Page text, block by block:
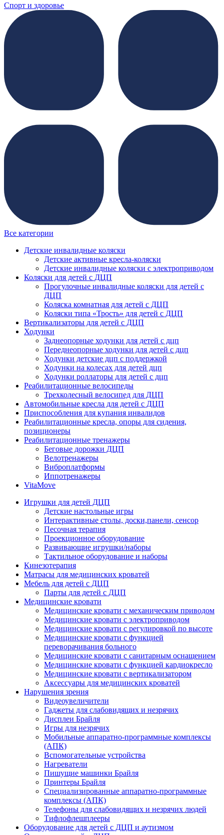
Спорт и здоровье
Все категории
Детские инвалидные коляски
Детские активные кресла-коляски
Детские инвалидные коляски с электроприводом
Коляски для детей с ДЦП
Прогулочные инвалидные коляски для детей с
ДЦП
Коляска комнатная для детей с ДЦП
Коляски типа «Трость» для детей с ДЦП
Вертикализаторы для детей с ДЦП
Ходунки
Заднеопорные ходунки для детей с дцп
Переднеопорные ходунки для детей с дцп
Ходунки детские дцп с поддержкой
Ходунки на колесах для детей дцп
Ходунки роллаторы для детей с дцп
Реабилитационные велосипеды
Трехколесный велосипед для ДЦП
Автомобильные кресла для детей с ДЦП
Приспособления для купания инвалидов
Реабилитационные кресла, опоры для сидения,
позиционеры
Реабилитационные тренажеры
Беговые дорожки ДЦП
Велотренажеры
Виброплатформы
Иппотренажеры
VitaMove
Игрушки для детей ДЦП
Детские настольные игры
Интерактивные столы, доски,панели, сенсор
Песочная терапия
Проекционное оборудование
Развивающие игрушки/наборы
Тактильное оборудование и наборы
Кинезотерапия
Матрасы для медицинских кроватей
Мебель для детей с ДЦП
Парты для детей с ДЦП
Медицинские кровати
Медицинские кровати с механическим приводом
Медицинские кровати с электроприводом
Медицинские кровати с регулировкой по высоте
Медицинские кровати с функцией
переворачивания больного
Медицинские кровати с санитарным оснащением
Медицинские кровати с функцией кардиокресло
Медицинские кровати с вертикализатором
Аксессуары для медицинских кроватей
Нарушения зрения
Видеоувеличители
Гаджеты для слабовидящих и незрячих
Дисплеи Брайля
Игры для незрячих
Мобильные аппаратно-программные комплексы
(АПК)
Вспомогательные устройства
Нагреватели
Пишущие машинки Брайля
Принтеры Брайля
Специализированные аппаратно-программные
комплексы (АПК)
Телефоны для слабовидящих и незрячих людей
Тифлофлешплееры
Оборудование для детей с ДЦП и аутизмом